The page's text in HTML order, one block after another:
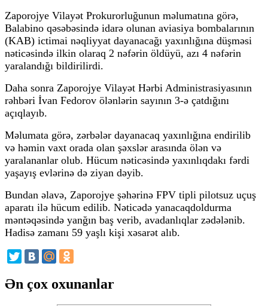
Zaporojye Vilayət Prokurorluğunun məlumatına görə,
Balabino qəsəbəsində idarə olunan aviasiya bombalarının
(KAB) ictimai nəqliyyat dayanacağı yaxınlığına düşməsi
nəticəsində ilkin olaraq 2 nəfərin öldüyü, azı 4 nəfərin
yaralandığı bildirilirdi.
Daha sonra Zaporojye Vilayət Hərbi Administrasiyasının
rəhbəri İvan Fedorov ölənlərin sayının 3-ə çatdığını
açıqlayıb.
Məlumata görə, zərbələr dayanacaq yaxınlığına endirilib
və həmin vaxt orada olan şəxslər arasında ölən və
yaralananlar olub. Hücum nəticəsində yaxınlıqdakı fərdi
yaşayış evlərinə də ziyan dəyib.
Bundan əlavə, Zaporojye şəhərinə FPV tipli pilotsuz uçuş
aparatı ilə hücum edilib. Nəticədə yanacaqdoldurma
məntəqəsində yanğın baş verib, avadanlıqlar zədələnib.
Hadisə zamanı 59 yaşlı kişi xəsarət alıb.
Ən çox oxunanlar